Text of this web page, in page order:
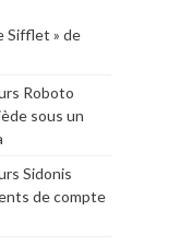
Sifflet » de
Roboto
sous un
Sidonis
de compte